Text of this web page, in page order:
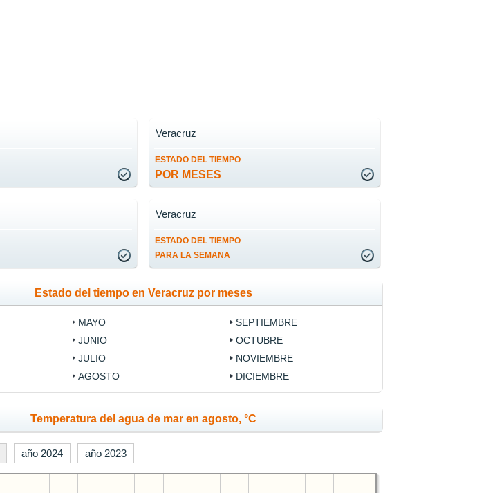
ESTADO DEL TIEMPO
POR MESES
Veracruz
ESTADO DEL TIEMPO
PARA LA SEMANA
Veracruz
Estado del tiempo en Veracruz por meses
MAYO
JUNIO
JULIO
AGOSTO
SEPTIEMBRE
OCTUBRE
NOVIEMBRE
DICIEMBRE
Temperatura del agua de mar en agosto, °C
año 2024 año 2023